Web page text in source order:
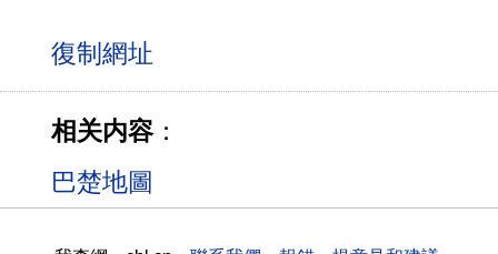
相关内容：
巴楚地圖